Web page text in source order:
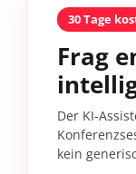
30 Tage
Frag
Der KI-
kein